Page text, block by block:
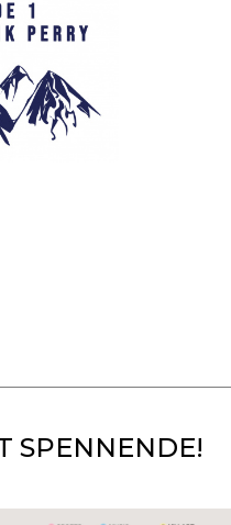
SPENNENDE!